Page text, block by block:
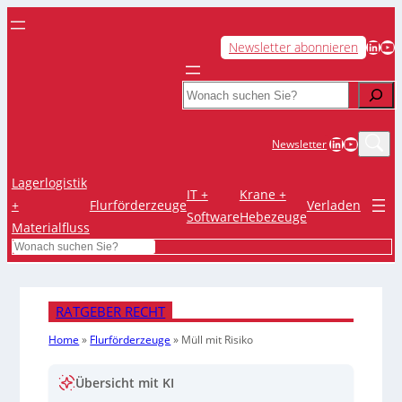
Newsletter abonnieren LinkedIn YouTube
Search
NewsletterLinkedIn
Lagerlogistik
+
Materialfluss
Flurförderzeuge
IT +
Software
Krane +
Hebezeuge
Verladen
Search
RATGEBER RECHT
Home » Flurförderzeuge » Müll mit Risiko
Übersicht mit KI